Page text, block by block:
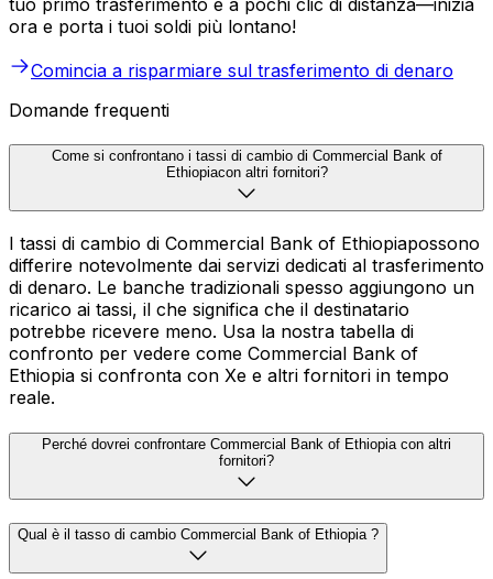
ora e porta i tuoi soldi più lontano!
Comincia a risparmiare sul trasferimento di denaro
Domande frequenti
Come si confrontano i tassi di cambio di Commercial Bank of
Ethiopiacon altri fornitori?
I tassi di cambio di Commercial Bank of Ethiopiapossono
differire notevolmente dai servizi dedicati al trasferimento
di denaro. Le banche tradizionali spesso aggiungono un
ricarico ai tassi, il che significa che il destinatario
potrebbe ricevere meno. Usa la nostra tabella di
confronto per vedere come Commercial Bank of
Ethiopia si confronta con Xe e altri fornitori in tempo
reale.
Perché dovrei confrontare Commercial Bank of Ethiopia con altri
fornitori?
Qual è il tasso di cambio Commercial Bank of Ethiopia ?